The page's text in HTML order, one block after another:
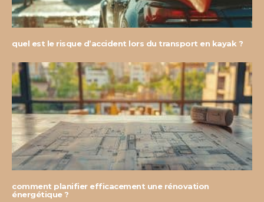
quel est le risque d’accident lors du transport en kayak ?
comment planifier efficacement une rénovation
énergétique ?